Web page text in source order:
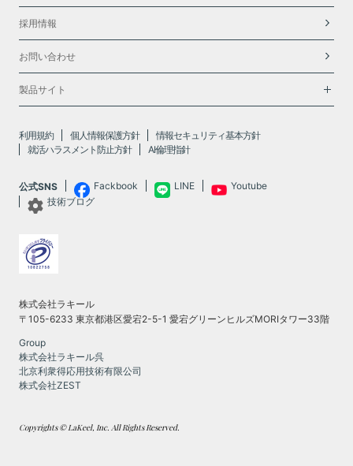
採用情報
お問い合わせ
製品サイト
利用規約 個人情報保護方針
情報セキュリティ基本方針
就活ハラスメント防止方針
AI倫理指針
公式SNS Fackbook LINE
Youtube
技術ブログ
株式会社ラキール
〒105-6233 東京都港区愛宕2-5-1 愛宕グリーンヒルズMORIタワー33階
Group
株式会社ラキール呉
北京利衆得応用技術有限公司
株式会社ZEST
Copyrights © LaKeel, Inc. All Rights Reserved.